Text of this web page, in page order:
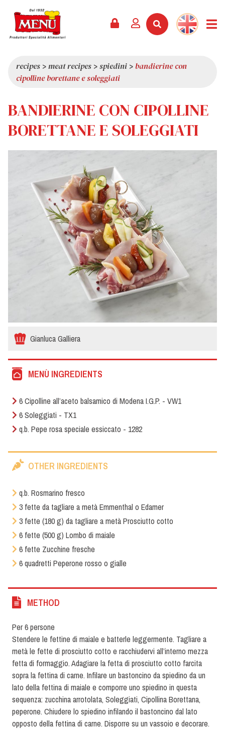
CATALOGUE
SERVICES
LATEST NEWS
PRIZES
PRESS REVIEW
ABOUT US
QUALITY
VALUES
TRIVIA
SHOWROOM
WORK WITH US
recipes >meat recipes >spiedini > bandierine con
cipolline borettane e soleggiati
BANDIERINE CON CIPOLLINE
BORETTANE E SOLEGGIATI
Gianluca Galliera
MENÙ INGREDIENTS
6 Cipolline all’aceto balsamico di Modena I.G.P. - VW1
6 Soleggiati - TX1
q.b. Pepe rosa speciale essiccato - 1282
OTHER INGREDIENTS
q.b. Rosmarino fresco
3 fette da tagliare a metà Emmenthal o Edamer
3 fette (180 g) da tagliare a metà Prosciutto cotto
6 fette (500 g) Lombo di maiale
6 fette Zucchine fresche
6 quadretti Peperone rosso o gialle
METHOD
Per 6 persone
Stendere le fettine di maiale e batterle leggermente. Tagliare a
metà le fette di prosciutto cotto e racchiudervi all’interno mezza
fetta di formaggio. Adagiare la fetta di prosciutto cotto farcita
sopra la fettina di carne. Infilare un bastoncino da spiedino da un
lato della fettina di maiale e comporre uno spiedino in questa
sequenza: zucchina arrotolata, Soleggiati, Cipollina Borettana,
peperone. Chiudere lo spiedino infilando il bastoncino dal lato
opposto della fettina di carne. Disporre su un vassoio e decorare.